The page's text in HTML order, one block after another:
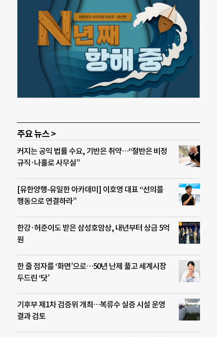
주요 뉴스 >
커지는 공익 법률 수요, 기반은 취약…“절반은 비정
규직·나홀로 사무실”
[유한양행-유일한 아카데미] 이호영 대표 “선의를
행동으로 연결하라”
한강·허준이도 받은 삼성호암상, 내년부터 상금 5억
원
한 줄 점자를 ‘화면’으로…50년 난제 풀고 세계시장
두드린 ‘닷’
기후부 제1차 검증위 개최…복류수 실증 시설 운영
결과 검토